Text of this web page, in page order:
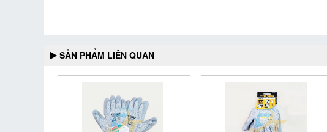
SẢN PHẨM LIÊN QUAN